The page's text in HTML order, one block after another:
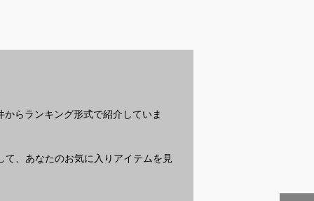
らランキング形式で紹介していま
、あなたのお気に入りアイテムを見